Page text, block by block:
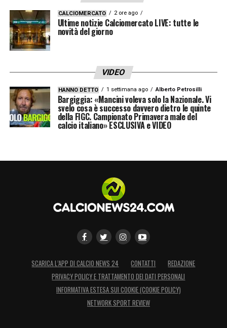
CALCIOMERCATO 2 ore ago
Ultime notizie Calciomercato LIVE: tutte le
novità del giorno
VIDEO
HANNO DETTO 1 settimana ago Alberto Petrosilli
Bargiggia: «Mancini voleva solo la Nazionale. Vi
svelo cosa è successo davvero dietro le quinte
della FIGC. Campionato Primavera male del
calcio italiano» ESCLUSIVA e VIDEO
SCARICA L’APP DI CALCIO NEWS 24 CONTATTI
REDAZIONE
PRIVACY POLICY E TRATTAMENTO DEI DATI PERSONALI
INFORMATIVA ESTESA SUI COOKIE (COOKIE POLICY)
NETWORK SPORT REVIEW